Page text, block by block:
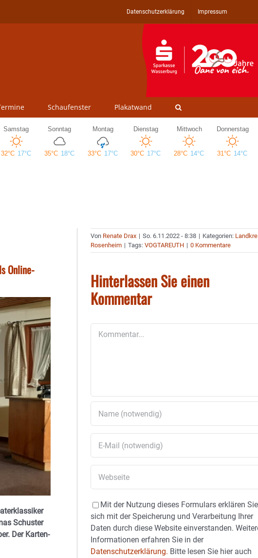
Datenschutzerklärung Impressum
Schaufenster Plakatwand
Online-
Schuster
Der Karten-
Von Renate Drax | So. 6.11.2022 - 8:38 | Kategorien:
Rosenheim | Tags:VOGTAREUTH | 0 Kommentare
Hinterlassen Sie einen
Kommentar
Mit der Nutzung dieses Formulars erklären Sie
sich mit der Speicherung und Verarbeitung Ihrer
Daten durch diese Website einverstanden.
Informationen erfahren Sie in der
Datenschutzerklärung. Bitte lesen Sie hier auch